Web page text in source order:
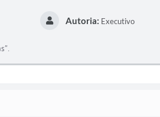
Autoria: Executivo